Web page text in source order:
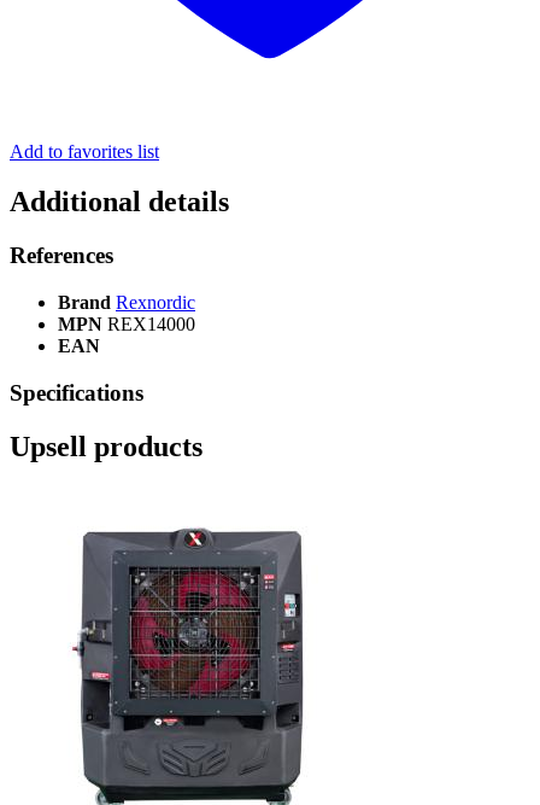
Add to favorites list
Additional details
References
Brand Rexnordic
MPN REX14000
EAN
Specifications
Upsell products